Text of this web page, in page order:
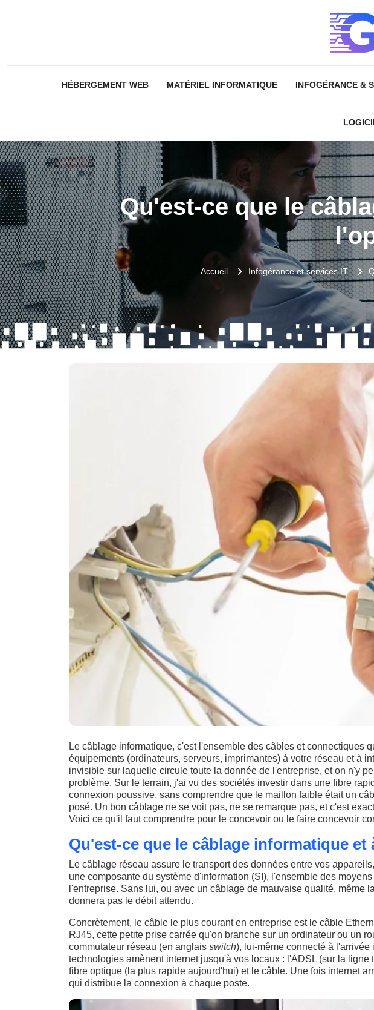
HÉBERGEMENT WEB MATÉRIEL INFORMATIQUE INFOGÉRANCE &
Qu'est-ce que le
Accueil Infogérance et services IT
Le câblage informatique, c'est l'ensemble des câbles et connectiques
équipements (ordinateurs, serveurs, imprimantes) à votre réseau et à
invisible sur laquelle circule toute la donnée de l'entreprise, et on n'y
problème. Sur le terrain, j'ai vu des sociétés investir dans une fibre
connexion poussive, sans comprendre que le maillon faible était un
posé. Un bon câblage ne se voit pas, ne se remarque pas, et c'est
Voici ce qu'il faut comprendre pour le concevoir ou le faire concevoir
Qu'est-ce que le câblage informatique et
Le câblage réseau assure le transport des données entre vos
une composante du système d'information (SI), l'ensemble des
l'entreprise. Sans lui, ou avec un câblage de mauvaise qualité, même
donnera pas le débit attendu.
Concrètement, le câble le plus courant en entreprise est le câble
RJ45, cette petite prise carrée qu'on branche sur un ordinateur ou un
commutateur réseau (en anglais switch), lui-même connecté à l'arrivée
technologies amènent internet jusqu'à vos locaux : l'ADSL (sur la ligne
fibre optique (la plus rapide aujourd'hui) et le câble. Une fois internet
qui distribue la connexion à chaque poste.